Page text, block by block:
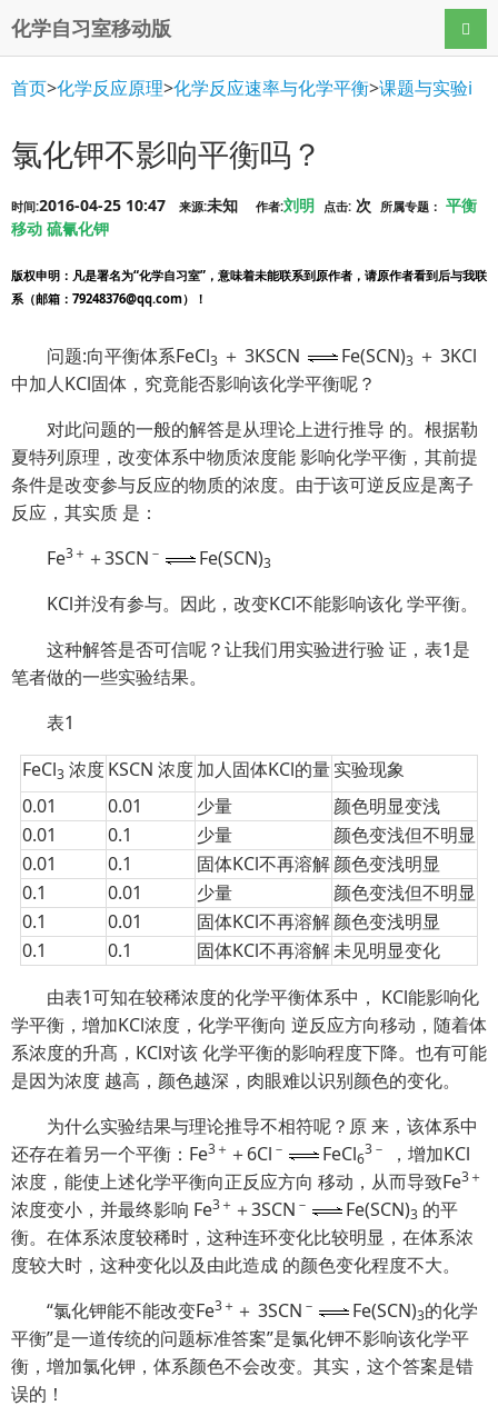
化学自习室移动版 导航
首页>化学反应原理>化学反应速率与化学平衡>课题与实验i
氯化钾不影响平衡吗？
时间:2016-04-25 10:47 来源:未知 作者:刘明 点击: 次 所属专题： 平衡
移动 硫氰化钾
版权申明 ：凡是署名为“化学自习室”，意味着未能联系到原作者，请原作者看到后与我联
系（邮箱：79248376@qq.com）！
问题:向平衡体系FeCl3 ＋ 3KSCN Fe(SCN)3 ＋ 3KCl
中加人KCl固体，究竟能否影响该化学平衡呢？
对此问题的一般的解答是从理论上进行推导 的。根据勒
夏特列原理，改变体系中物质浓度能 影响化学平衡，其前提
条件是改变参与反应的物质的浓度。由于该可逆反应是离子
反应，其实质 是：
Fe3＋ ＋3SCN － Fe(SCN)3
KCl并没有参与。因此，改变KCl不能影响该化 学平衡。
这种解答是否可信呢？让我们用实验进行验 证，表1是
笔者做的一些实验结果。
表1
FeCl3 浓度KSCN 浓度加人固体KCl的量实验现象
0.01
0.01 少量
颜色明显变浅
0.01
0.1 少量
颜色变浅但不明显
0.01
0.1 固体KCl不再溶解颜色变浅明显
0.1
0.01 少量
颜色变浅但不明显
0.1
0.01 固体KCl不再溶解颜色变浅明显
0.1
0.1 固体KCl不再溶解未见明显变化
由表1可知在较稀浓度的化学平衡体系中， KCl能影响化
学平衡，增加KCl浓度，化学平衡向 逆反应方向移动，随着体
系浓度的升髙，KCl对该 化学平衡的影响程度下降。也有可能
是因为浓度 越高，颜色越深，肉眼难以识别颜色的变化。
为什么实验结果与理论推导不相符呢？原 来，该体系中
还存在着另一个平衡：Fe3＋ ＋6Cl － FeCl6
3－
，增加KCl
浓度，能使上述化学平衡向正反应方向 移动，从而导致Fe3＋
浓度变小，并最终影响 Fe3＋ ＋3SCN － Fe(SCN)3 的平
衡。在体系浓度较稀时，这种连环变化比较明显，在体系浓
度较大时，这种变化以及由此造成 的颜色变化程度不大。
“氯化钾能不能改变Fe3＋ ＋ 3SCN － Fe(SCN)3的化学
平衡”是一道传统的问题标准答案”是氯化钾不影响该化学平
衡，增加氯化钾，体系颜色不会改变。其实，这个答案是错
误的！